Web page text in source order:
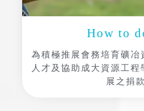
How to
為積極推展會務培育礦冶
人才及協助成大資源工程
展之捐款